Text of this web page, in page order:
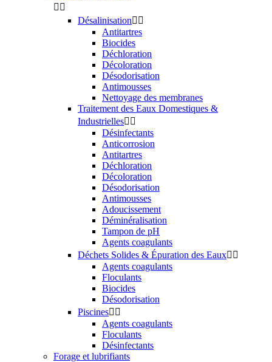
 
Désalinisation 
Antitartres
Biocides
Déchloration
Décoloration
Désodorisation
Antimousses
Nettoyage des membranes
Traitement des Eaux Domestiques &
Industrielles 
Désinfectants
Anticorrosion
Antitartres
Déchloration
Décoloration
Désodorisation
Antimousses
Adoucissement
Déminéralisation
Tampon de pH
Agents coagulants
Déchets Solides & Épuration des Eaux 
Agents coagulants
Floculants
Biocides
Désodorisation
Piscines 
Agents coagulants
Floculants
Désinfectants
Forage et lubrifiants